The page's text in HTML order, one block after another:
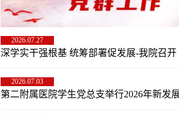
2026.07.27
深学实干强根基 统筹部署促发展-我院召开
2026.07.03
第二附属医院学生党总支举行2026年新发